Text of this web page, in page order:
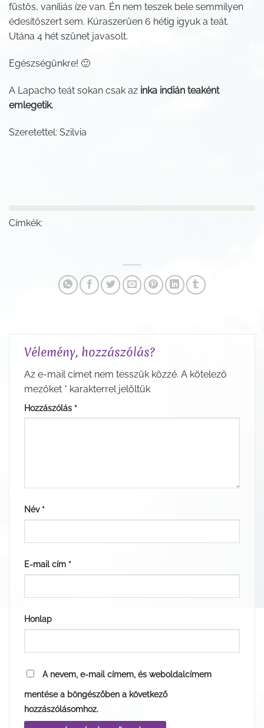
füstös, vaníliás íze van. Én nem teszek bele semmilyen
édesítőszert sem. Kúraszerűen 6 hétig igyuk a teát.
Utána 4 hét szünet javasolt.
Egészségünkre! 🙂
A Lapacho teát sokan csak az inka indián teaként
emlegetik.
Szeretettel: Szilvia
Címkék:
Vélemény, hozzászólás?
Az e-mail címet nem tesszük közzé. A kötelező
mezőket * karakterrel jelöltük
Hozzászólás *
Név *
E-mail cím *
Honlap
A nevem, e-mail címem, és weboldalcímem
mentése a böngészőben a következő
hozzászólásomhoz.